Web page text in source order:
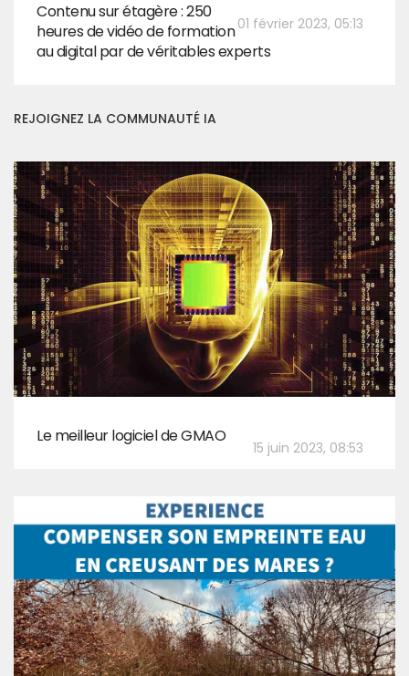
01 février 2023, 05:13
Contenu sur étagère : 250
heures de vidéo de formation
au digital par de véritables experts
REJOIGNEZ LA COMMUNAUTÉ IA
15 juin 2023, 08:53
Le meilleur logiciel de GMAO